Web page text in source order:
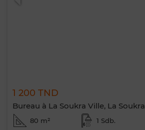
1 200 TND
Bureau à La Soukra Ville, La Soukra
80 m² 1 Sdb.